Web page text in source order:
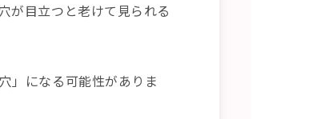
が目立つと老けて見られる
」になる可能性がありま